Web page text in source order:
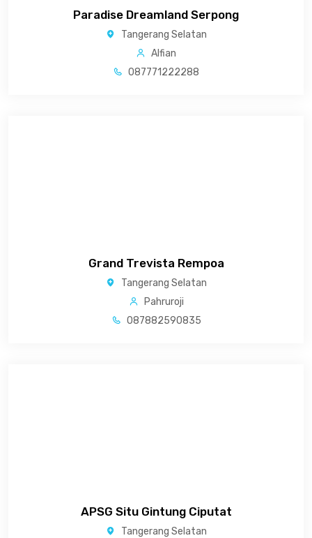
Paradise Dreamland Serpong
Tangerang Selatan
Alfian
087771222288
Grand Trevista Rempoa
Tangerang Selatan
Pahruroji
087882590835
APSG Situ Gintung Ciputat
Tangerang Selatan